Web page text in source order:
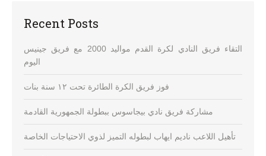
Recent Posts
التقاء فريق النادي لكرة القدم مواليد 2000 مع فريق جينيس
اليوم
فوز فريق الكرة الطائرة تحت ١٢ سنة بنات
مشاركة فريق نادي بيجاسوس ببطولة الجمهورية القادمة
تأهيل اللاعب ناديم ايهاب لبطوله التميز لذوي الاحتياجات الخاصة